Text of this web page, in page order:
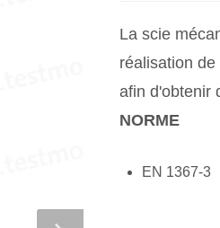
La scie
réalisation
afin d'obtenir
NORME
EN 1367-3